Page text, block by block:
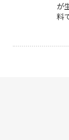
が
料